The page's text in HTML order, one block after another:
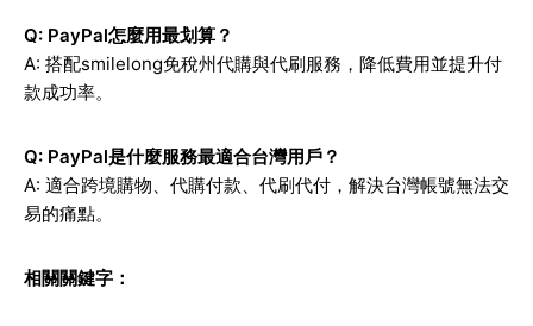
Q: PayPal怎麼用最划算？
A: 搭配smilelong免稅州代購與代刷服務，降低費用並提升付
款成功率。
Q: PayPal是什麼服務最適合台灣用戶？
A: 適合跨境購物、代購付款、代刷代付，解決台灣帳號無法交
易的痛點。
相關關鍵字：